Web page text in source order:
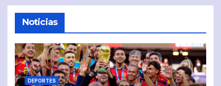
Noticias
DEPORTES